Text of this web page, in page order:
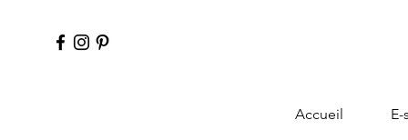
Accueil